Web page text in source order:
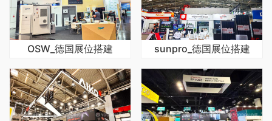
OSW_德国展位搭建 sunpro_德国展位搭建